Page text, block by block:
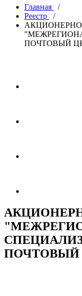
Главная
/
Реестр
/
ПОЧТОВЫЙ
ПОЧТОВЫЙ